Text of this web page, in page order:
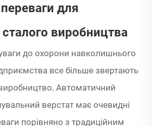
переваги для
виробництва
до охорони навколишнього
все більше звертають
Автоматичний
верстат має очевидні
порівняно з традиційним